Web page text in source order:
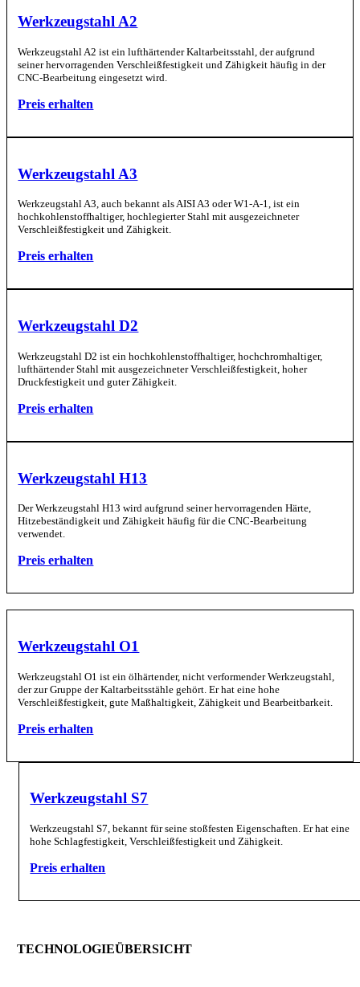
Werkzeugstahl A2
Werkzeugstahl A2 ist ein lufthärtender Kaltarbeitsstahl, der aufgrund
seiner hervorragenden Verschleißfestigkeit und Zähigkeit häufig in der
CNC-Bearbeitung eingesetzt wird.
Preis erhalten
Werkzeugstahl A3
Werkzeugstahl A3, auch bekannt als AISI A3 oder W1-A-1, ist ein
hochkohlenstoffhaltiger, hochlegierter Stahl mit ausgezeichneter
Verschleißfestigkeit und Zähigkeit.
Preis erhalten
Werkzeugstahl D2
Werkzeugstahl D2 ist ein hochkohlenstoffhaltiger, hochchromhaltiger,
lufthärtender Stahl mit ausgezeichneter Verschleißfestigkeit, hoher
Druckfestigkeit und guter Zähigkeit.
Preis erhalten
Werkzeugstahl H13
Der Werkzeugstahl H13 wird aufgrund seiner hervorragenden Härte,
Hitzebeständigkeit und Zähigkeit häufig für die CNC-Bearbeitung
verwendet.
Preis erhalten
Werkzeugstahl O1
Werkzeugstahl O1 ist ein ölhärtender, nicht verformender Werkzeugstahl,
der zur Gruppe der Kaltarbeitsstähle gehört. Er hat eine hohe
Verschleißfestigkeit, gute Maßhaltigkeit, Zähigkeit und Bearbeitbarkeit.
Preis erhalten
Werkzeugstahl S7
Werkzeugstahl S7, bekannt für seine stoßfesten Eigenschaften. Er hat eine
hohe Schlagfestigkeit, Verschleißfestigkeit und Zähigkeit.
Preis erhalten
TECHNOLOGIEÜBERSICHT